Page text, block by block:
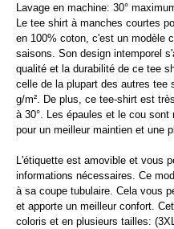
Lavage en machine: 30°
Le tee shirt à manches courtes
en 100% coton, c'est un modèle
saisons. Son design intemporel
qualité et la durabilité de ce tee
celle de la plupart des autres tee
g/m². De plus, ce tee-shirt est
à 30°. Les épaules et le cou
pour un meilleur maintien et une
L'étiquette est amovible et vous
informations nécessaires. Ce
à sa coupe tubulaire. Cela vous
et apporte un meilleur confort.
coloris et en plusieurs tailles: